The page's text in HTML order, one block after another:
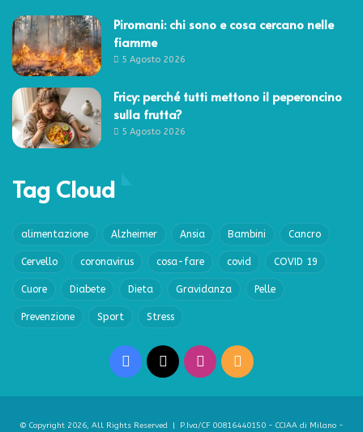
Piromani: chi sono e cosa cercano nelle
fiamme
5 Agosto 2026
Fricy: perché tutti mettono il peperoncino
sulla frutta?
5 Agosto 2026
Tag Cloud
alimentazione Alzheimer Ansia Bambini Cancro
Cervello coronavirus cosa-fare covid COVID 19
Cuore Diabete Dieta Gravidanza Pelle
Prevenzione Sport Stress
Facebook Instagram
RSS
© Copyright 2026, All Rights Reserved | P.Iva/CF 00816440150 - CCIAA di Milano -